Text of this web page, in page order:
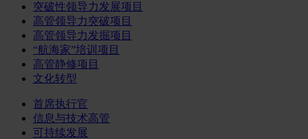
突破性领导力发展项目
高管领导力突破项目
高管领导力发掘项目
“航海家”培训项目
高管静修项目
文化转型
首席执行官
信息与技术高管
可持续发展